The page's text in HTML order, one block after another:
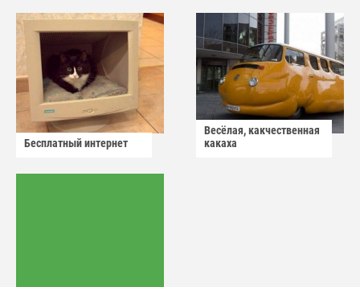
Бесплатный интернет
Весёлая, какчественная
какаха